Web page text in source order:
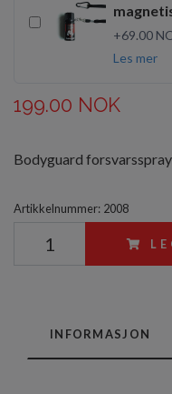
+69.00
Les mer
199.00 NOK
Bodyguard
Artikkelnummer: 2008
INFORMASJON